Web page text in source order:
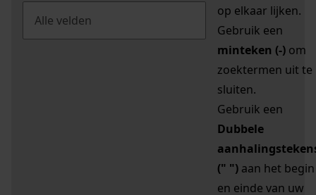
op elkaar lijken.
Gebruik een
minteken (-) om
zoektermen uit te
sluiten.
Gebruik een
Dubbele
(" ") aan het begin
en einde van uw